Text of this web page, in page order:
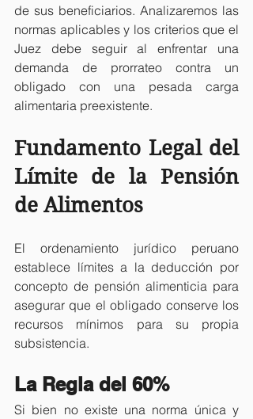
de sus beneficiarios. Analizaremos las
normas aplicables y los criterios que el
Juez debe seguir al enfrentar una
demanda de prorrateo contra un
obligado con una pesada carga
alimentaria preexistente.
Fundamento Legal del
Límite de la Pensión
de Alimentos
El ordenamiento jurídico peruano
establece límites a la deducción por
concepto de pensión alimenticia para
asegurar que el obligado conserve los
recursos mínimos para su propia
subsistencia.
La Regla del 60%
Si bien no existe una norma única y